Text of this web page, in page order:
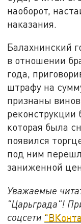
наоборот,
наказания.
Балахнинский
в отношении
года,
штрафу на
признаны
реконструкции
которая была
появился
под ним
заниженной
Уважаемые
"Царьграда"!
соцсети